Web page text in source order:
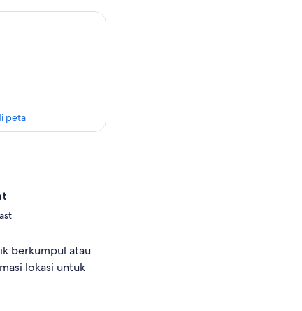
peta
berkumpul atau
lokasi untuk